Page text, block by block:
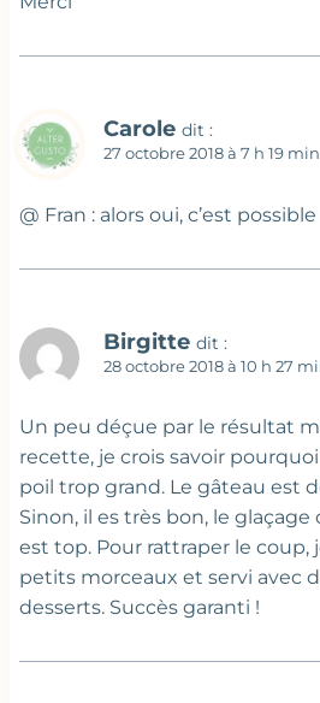
Carole dit :
27 octobre 2018 à 7 h 19 min
@ Fran : alors oui, c’est possible
Birgitte dit :
28 octobre 2018 à 10 h 27
Un peu déçue par le résultat
recette, je crois savoir
poil trop grand. Le gâteau est
Sinon, il es très bon, le
est top. Pour rattraper le coup,
petits morceaux et servi avec
desserts. Succès garanti !